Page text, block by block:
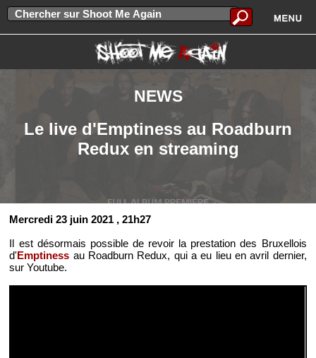
NEWS
Le live d'Emptiness au Roadburn
Redux en streaming
Mercredi 23 juin 2021 , 21h27
Il est désormais possible de revoir la prestation des Bruxellois
d'Emptiness au Roadburn Redux, qui a eu lieu en avril dernier,
sur Youtube.